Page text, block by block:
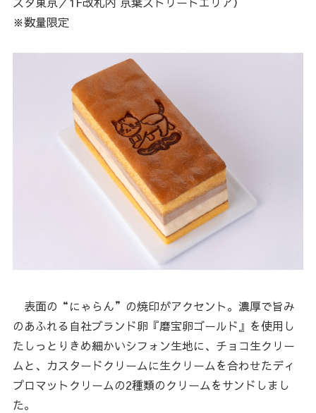
※数量限定
表面の“にゃらん”の焼印がアクセント。濃厚で旨み
のあふれる自社ブランド卵『磨宝卵ゴールド』を使用し
たしっとりきめ細かいシフォン生地に、チョコ生クリー
ムと、カスタードクリームに生クリームを合わせたディ
プロマットクリームの2種類のクリームをサンドしまし
た。